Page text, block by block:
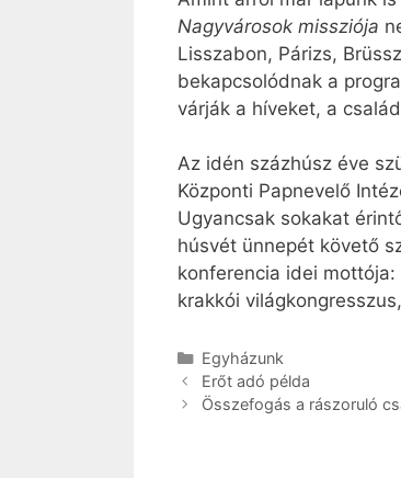
Nagyvárosok missziója
Lisszabon, Párizs,
bekapcsolódnak a
várják a híveket, a
Az idén százhúsz éve
Központi Papnevelő
Ugyancsak sokakat
húsvét ünnepét követő
konferencia idei mottója:
krakkói
Kategória
Egyházunk
Erőt adó példa
Összefogás a rászoruló